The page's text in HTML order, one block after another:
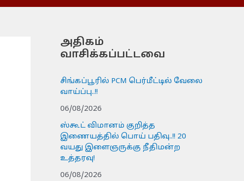
அதிகம்
வாசிக்கப்பட்டவை
சிங்கப்பூரில் PCM பெர்மீட்டில் வேலை
வாய்ப்பு..!!
06/08/2026
ஸ்கூட் விமானம் குறித்த
இணையத்தில் பொய் பதிவு..!! 20
வயது இளைஞருக்கு நீதிமன்ற
உத்தரவு!
06/08/2026